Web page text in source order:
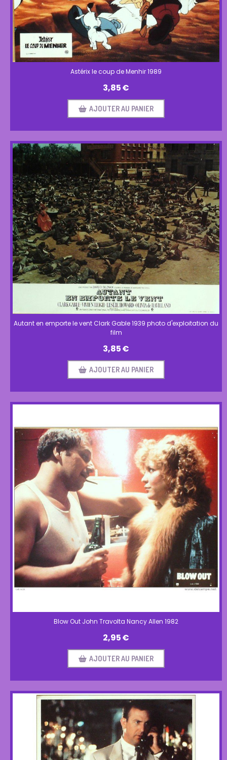
Astérix le coup de Menhir 1989
3,85€
AJOUTER AU PANIER
Autant en emporte le vent Clark Gable 1939 photo d'exploitation du
film
3,85€
AJOUTER AU PANIER
Blow Out John Travolta Nancy Allen 1982
2,95€
AJOUTER AU PANIER